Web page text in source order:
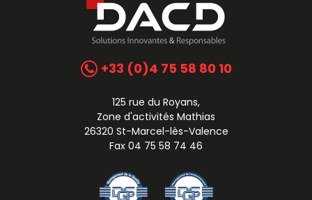
+33 (0)4 75 58 80 10
125 rue du Royans,
Zone d'activités Mathias
26320 St-Marcel-lès-Valence
Fax 04 75 58 74 46